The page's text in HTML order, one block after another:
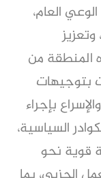
العام،
المنطقة من
بتوجيهات
بإجراء
السياسية،
قوية نحو